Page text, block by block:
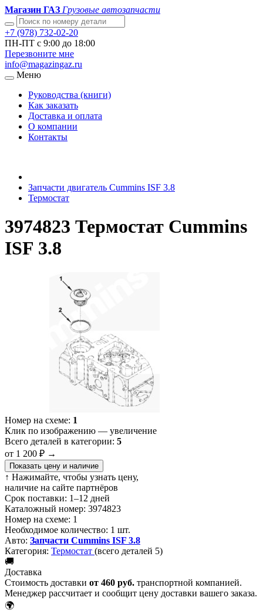
Магазин ГАЗ Грузовые автозапчасти
+7 (978) 732-02-20
ПН-ПТ с 9:00 до 18:00
Перезвоните мне
info@magazingaz.ru
Меню
Руководства (книги)
Как заказать
Доставка и оплата
О компании
Контакты
Запчасти двигатель Cummins ISF 3.8
Термостат
3974823 Термостат Cummins
ISF 3.8
Номер на схеме: 1
Клик по изображению — увеличение
Всего деталей в категории: 5
от 1 200 ₽ →
Показать цену и наличие
↑ Нажимайте, чтобы узнать цену,
наличие на сайте партнёров
Срок поставки: 1–12 дней
Каталожный номер: 3974823
Номер на схеме: 1
Необходимое количество: 1 шт.
Авто: Запчасти Cummins ISF 3.8
Категория: Термостат (всего деталей 5)
🚚
Доставка
Стоимость доставки от 460 руб. транспортной компанией.
Менеджер рассчитает и сообщит цену доставки вашего заказа.
🌍